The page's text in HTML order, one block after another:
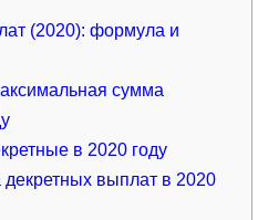
(2020): формула и
сумма
в 2020 году
выплат в 2020